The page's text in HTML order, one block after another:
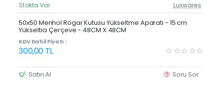
Güncel Fiyat
Yeni Ürün
Stokta Var Luxwares
50x50 Menhol Rögar Kutusu Yükseltme Aparatı - 15 cm
Yükseltici Çerçeve - 48CM X 48CM
KDV Dahil Fiyatı :
300,00 TL
Satın Al Soru Sor